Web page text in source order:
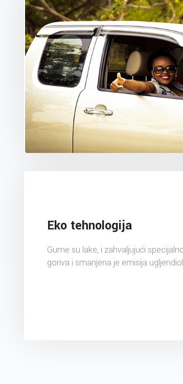
Eko tehnologija
Gume su lake, i zahvaljujući
goriva i smanjena je emisija